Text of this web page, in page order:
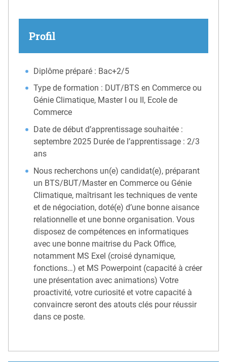
Profil
Diplôme préparé : Bac+2/5
Type de formation : DUT/BTS en Commerce ou
Génie Climatique, Master I ou II, Ecole de
Commerce
Date de début d’apprentissage souhaitée :
septembre 2025 Durée de l’apprentissage : 2/3
ans
Nous recherchons un(e) candidat(e), préparant
un BTS/BUT/Master en Commerce ou Génie
Climatique, maîtrisant les techniques de vente
et de négociation, doté(e) d’une bonne aisance
relationnelle et une bonne organisation. Vous
disposez de compétences en informatiques
avec une bonne maitrise du Pack Office,
notamment MS Exel (croisé dynamique,
fonctions…) et MS Powerpoint (capacité à créer
une présentation avec animations) Votre
proactivité, votre curiosité et votre capacité à
convaincre seront des atouts clés pour réussir
dans ce poste.